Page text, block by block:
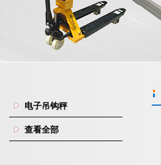
电子吊钩秤
查看全部